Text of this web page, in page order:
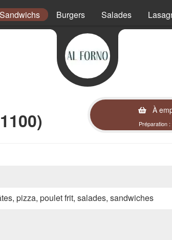
Sandwichs Burgers Salades
À
Préparation
pizza, poulet frit, salades, sandwiches